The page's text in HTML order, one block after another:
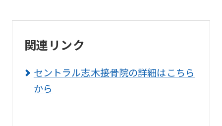
関連リンク
セントラル志木接骨院の詳細はこちら
から
However,
use